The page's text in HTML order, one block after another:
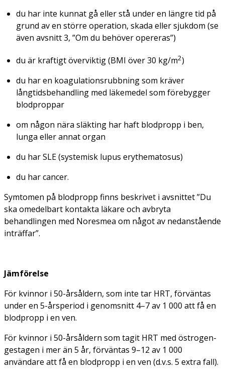
du har inte kunnat gå eller stå under en längre tid på
grund av en större operation, skada eller sjukdom (se
även avsnitt 3, ”Om du behöver opereras”)
du är kraftigt överviktig (BMI över 30 kg/m2)
du har en koagulationsrubbning som kräver
långtidsbehandling med läkemedel som förebygger
blodproppar
om någon nära släkting har haft blodpropp i ben,
lunga eller annat organ
du har SLE (systemisk lupus erythematosus)
du har cancer.
Symtomen på blodpropp finns beskrivet i avsnittet ”Du
ska omedelbart kontakta läkare och avbryta
behandlingen med Noresmea om något av nedanstående
inträffar”.
Jämförelse
För kvinnor i 50-årsåldern, som inte tar HRT, förväntas
under en 5-årsperiod i genomsnitt 4–7 av 1 000 att få en
blodpropp i en ven.
För kvinnor i 50-årsåldern som tagit HRT med östrogen-
gestagen i mer än 5 år, förväntas 9–12 av 1 000
användare att få en blodpropp i en ven (d.v.s. 5 extra fall).